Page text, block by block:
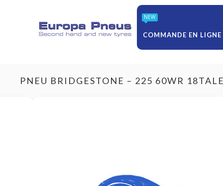
NEW
COMMANDE EN LIGNE
PNEU BRIDGESTONE – 225 60WR